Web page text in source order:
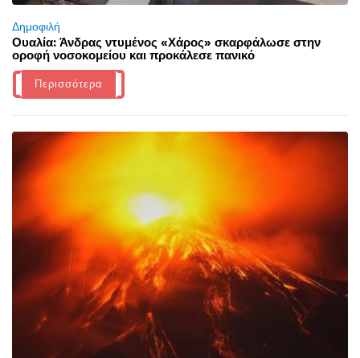
Δημοφιλή
Ουαλία: Άνδρας ντυμένος «Χάρος» σκαρφάλωσε στην
οροφή νοσοκομείου και προκάλεσε πανικό
Περισσότερα